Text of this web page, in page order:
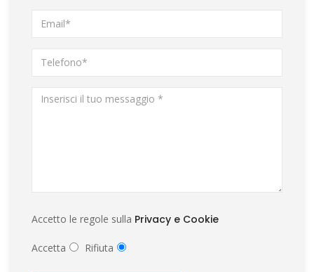
Accetto le regole sulla Privacy e Cookie
Accetta Rifiuta